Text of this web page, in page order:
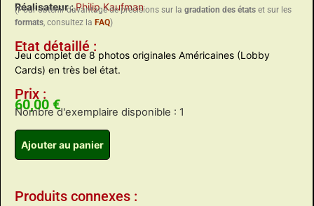
Réalisateur :Philip Kaufman
(Pour obtenir davantage de précisions sur la gradation des états et sur les
formats, consultez la FAQ)
Etat détaillé :
Jeu complet de 8 photos originales Américaines (Lobby
Cards) en très bel état.
Prix :
60,00 €
Nombre d'exemplaire disponible : 1
Ajouter au panier
Produits connexes :